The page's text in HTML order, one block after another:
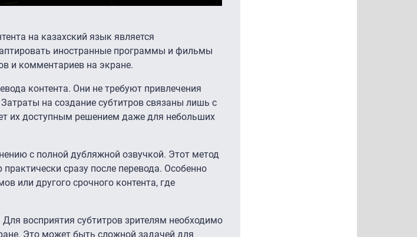
на казахский язык является
иностранные программы и фильмы
и комментариев на экране.
контента. Они не требуют привлечения
на создание субтитров связаны лишь с
их доступным решением даже для небольших
с полной дубляжной озвучкой. Этот метод
сразу после перевода. Особенно
или другого срочного контента, где
восприятия субтитров зрителям необходимо
Это может быть сложной задачей для